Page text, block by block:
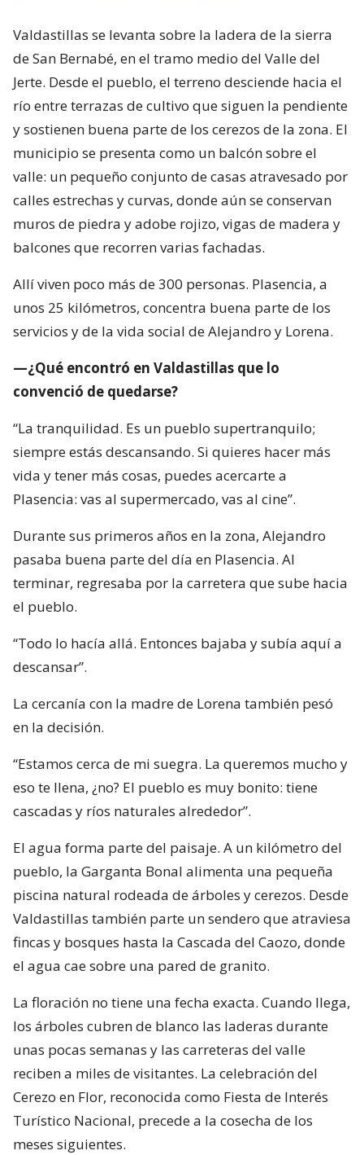
Valdastillas se levanta sobre la ladera de la sierra
de San Bernabé, en el tramo medio del Valle del
Jerte. Desde el pueblo, el terreno desciende hacia el
río entre terrazas de cultivo que siguen la pendiente
y sostienen buena parte de los cerezos de la zona. El
municipio se presenta como un balcón sobre el
valle: un pequeño conjunto de casas atravesado por
calles estrechas y curvas, donde aún se conservan
muros de piedra y adobe rojizo, vigas de madera y
balcones que recorren varias fachadas.
Allí viven poco más de 300 personas. Plasencia, a
unos 25 kilómetros, concentra buena parte de los
servicios y de la vida social de Alejandro y Lorena.
—¿Qué encontró en Valdastillas que lo
convenció de quedarse?
“La tranquilidad. Es un pueblo supertranquilo;
siempre estás descansando. Si quieres hacer más
vida y tener más cosas, puedes acercarte a
Plasencia: vas al supermercado, vas al cine”.
Durante sus primeros años en la zona, Alejandro
pasaba buena parte del día en Plasencia. Al
terminar, regresaba por la carretera que sube hacia
el pueblo.
“Todo lo hacía allá. Entonces bajaba y subía aquí a
descansar”.
La cercanía con la madre de Lorena también pesó
en la decisión.
“Estamos cerca de mi suegra. La queremos mucho y
eso te llena, ¿no? El pueblo es muy bonito: tiene
cascadas y ríos naturales alrededor”.
El agua forma parte del paisaje. A un kilómetro del
pueblo, la Garganta Bonal alimenta una pequeña
piscina natural rodeada de árboles y cerezos. Desde
Valdastillas también parte un sendero que atraviesa
fincas y bosques hasta la Cascada del Caozo, donde
el agua cae sobre una pared de granito.
La floración no tiene una fecha exacta. Cuando llega,
los árboles cubren de blanco las laderas durante
unas pocas semanas y las carreteras del valle
reciben a miles de visitantes. La celebración del
Cerezo en Flor, reconocida como Fiesta de Interés
Turístico Nacional, precede a la cosecha de los
meses siguientes.